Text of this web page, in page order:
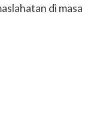
di masa